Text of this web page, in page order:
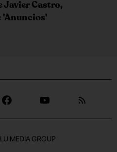
Javier Castro,
'Anuncios'
MEDIA GROUP